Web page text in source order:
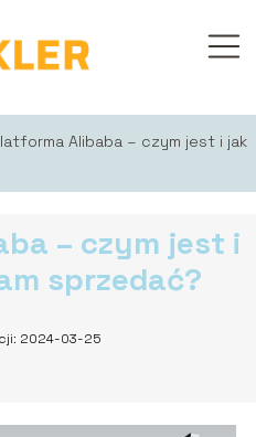
Alibaba – czym jest i jak
– czym jest i
sprzedać?
2024-03-25